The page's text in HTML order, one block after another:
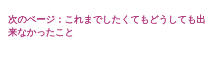
次のページ：これまでしたくてもどうしても出
来なかったこと